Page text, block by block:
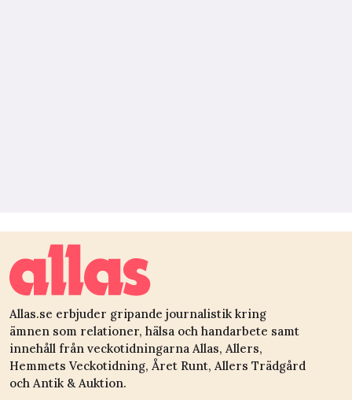
Allas.se erbjuder gripande journalistik kring
ämnen som relationer, hälsa och handarbete samt
innehåll från veckotidningarna Allas, Allers,
Hemmets Veckotidning, Året Runt, Allers Trädgård
och Antik & Auktion.